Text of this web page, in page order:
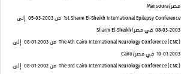
مصر/Mansoura
1st Sharm El-Sheikh International Epilepsy Conference من 2003-03-05
إلى
2003-03-08
في مصر/Sharm El-Sheikh
The 4th Cairo International Neurology Conference (CNC) من 2003-01-08
إلى
2003-01-10
في مصر/Cairo
The 3rd Cairo International Neurology Conference (CNC) من 2002-01-08
إلى